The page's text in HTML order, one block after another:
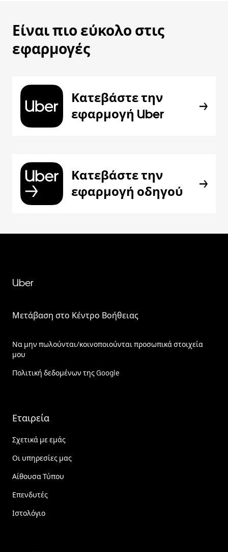
Είναι πιο εύκολο στις
εφαρμογές
Κατεβάστε την
εφαρμογή Uber
Κατεβάστε την
εφαρμογή οδηγού
Uber
Μετάβαση στο Κέντρο Βοήθειας
Να μην πωλούνται/κοινοποιούνται προσωπικά στοιχεία
μου
Πολιτική δεδομένων της Google
Εταιρεία
Σχετικά με εμάς
Οι υπηρεσίες μας
Αίθουσα Τύπου
Επενδυτές
Ιστολόγιο